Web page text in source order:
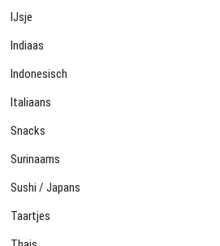
IJsje
Indiaas
Indonesisch
Italiaans
Snacks
Surinaams
Sushi / Japans
Taartjes